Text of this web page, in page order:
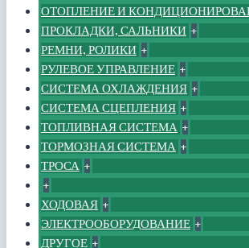
ОТОПЛЕНИЕ И
ПРОКЛАДКИ, САЛЬНИКИ +
РЕМНИ, РОЛИКИ +
РУЛЕВОЕ УПРАВЛЕНИЕ +
СИСТЕМА ОХЛАЖДЕНИЯ +
СИСТЕМА СЦЕПЛЕНИЯ +
ТОПЛИВНАЯ СИСТЕМА +
ТОРМОЗНАЯ СИСТЕМА +
ТРОСА +
+
ХОДОВАЯ +
ЭЛЕКТРООБОРУДОВАНИЕ +
ДРУГОЕ +